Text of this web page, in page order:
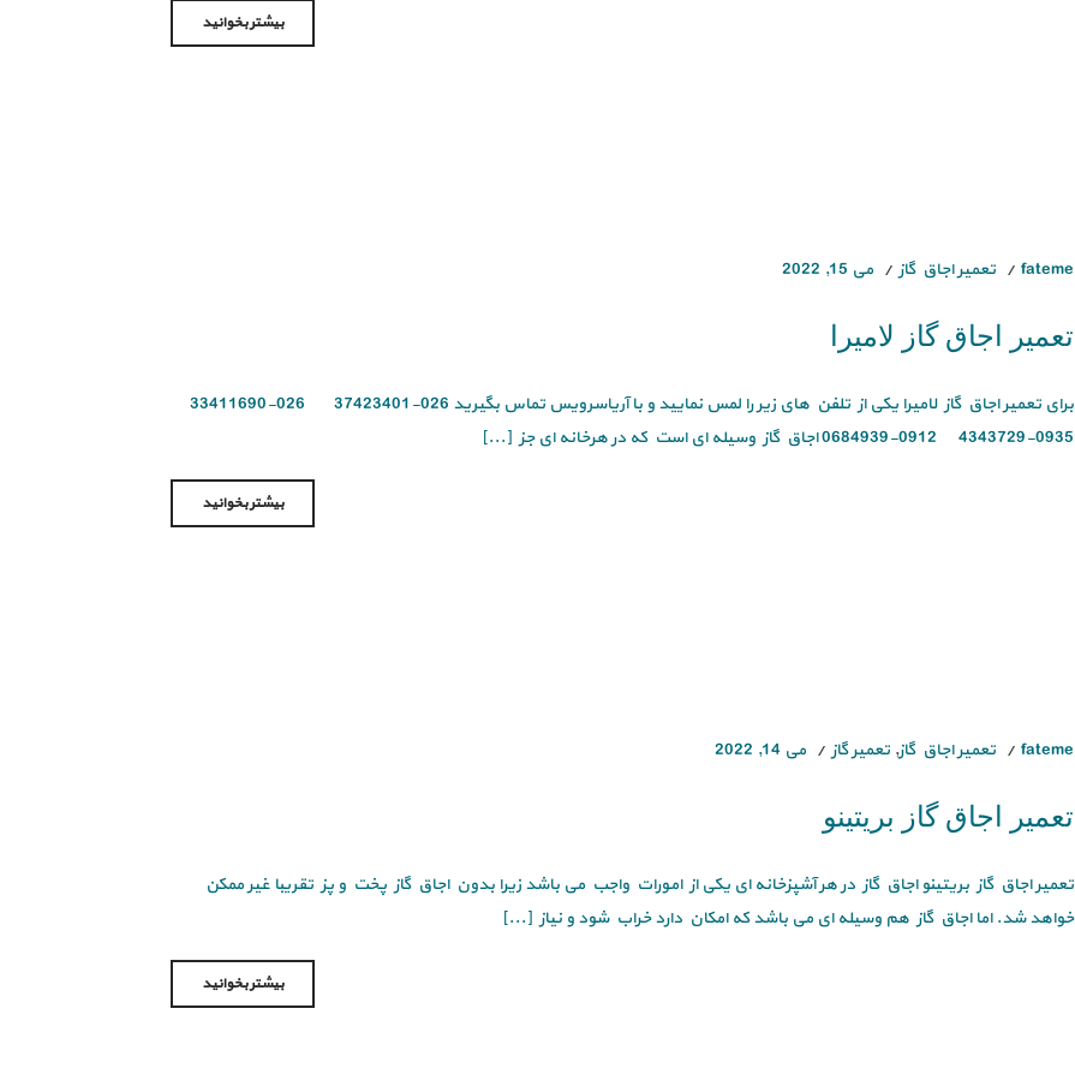
بیشتر بخوانید
fateme تعمیر اجاق گاز می 15, 2022
تعمیر اجاق گاز لامیرا
برای تعمیر اجاق گاز لامیرا یکی از تلفن های زیر را لمس نمایید و با آریاسرویس تماس بگیرید 026-37423401 026-33411690
0935-4343729 0912-0684939 اجاق گاز وسیله ای است که در هرخانه ای جز [...]
بیشتر بخوانید
fateme تعمیر اجاق گاز, تعمیر گاز می 14, 2022
تعمیر اجاق گاز بریتینو
تعمیر اجاق گاز بریتینو اجاق گاز در هر آشپزخانه ای یکی از امورات واجب می باشد زیرا بدون اجاق گاز پخت و پز تقریبا غیر ممکن
خواهد شد. اما اجاق گاز هم وسیله ای می باشد که امکان دارد خراب شود و نیاز [...]
بیشتر بخوانید